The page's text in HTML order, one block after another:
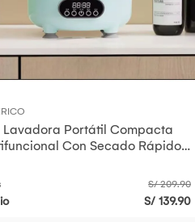
Lavadora Portátil Compacta
Con Secado Rápido
S/ 209.90
S/ 139.90